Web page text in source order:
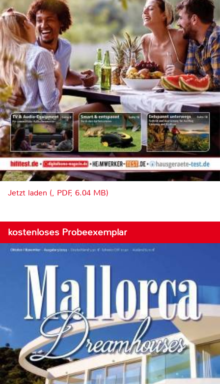
Jetzt laden (, PDF, 6.04 MB)
kostenloses Probeexemplar